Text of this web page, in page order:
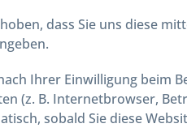
dass Sie uns diese
Ihrer Einwilligung beim
(z. B. Internetbrowser,
sobald Sie diese